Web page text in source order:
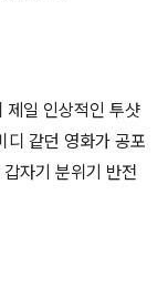
제일 인상적인 투샷
디 같던 영화가 공포
자기 분위기 반전